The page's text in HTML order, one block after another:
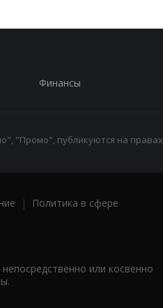
Финансы
"Промо", публикуются на правах
|
Политика в сфере
или косвенно